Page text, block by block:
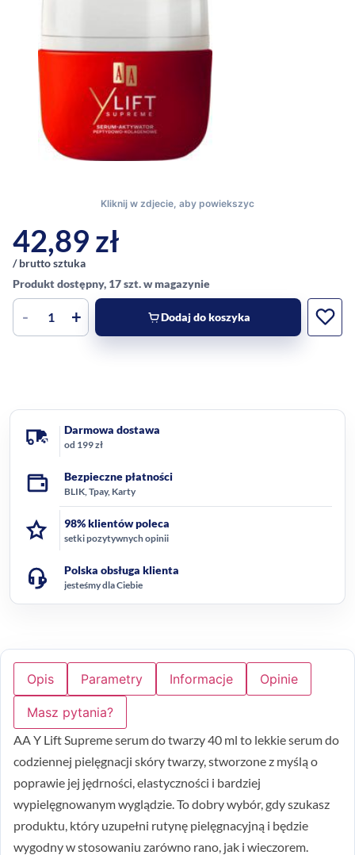
42,89zł
/ brutto sztuka
Produkt dostępny, 17 szt. w magazynie
- + Dodaj do koszyka
Darmowa dostawa
od 199 zł
Bezpieczne płatności
BLIK, Tpay, Karty
98% klientów poleca
setki pozytywnych opinii
Polska obsługa klienta
jesteśmy dla Ciebie
Opis Parametry Informacje Opinie
Masz pytania?
AA Y Lift Supreme serum do twarzy 40 ml to lekkie serum do
codziennej pielęgnacji skóry twarzy, stworzone z myślą o
poprawie jej jędrności, elastyczności i bardziej
wypielęgnowanym wyglądzie. To dobry wybór, gdy szukasz
produktu, który uzupełni rutynę pielęgnacyjną i będzie
wygodny w stosowaniu zarówno rano, jak i wieczorem.